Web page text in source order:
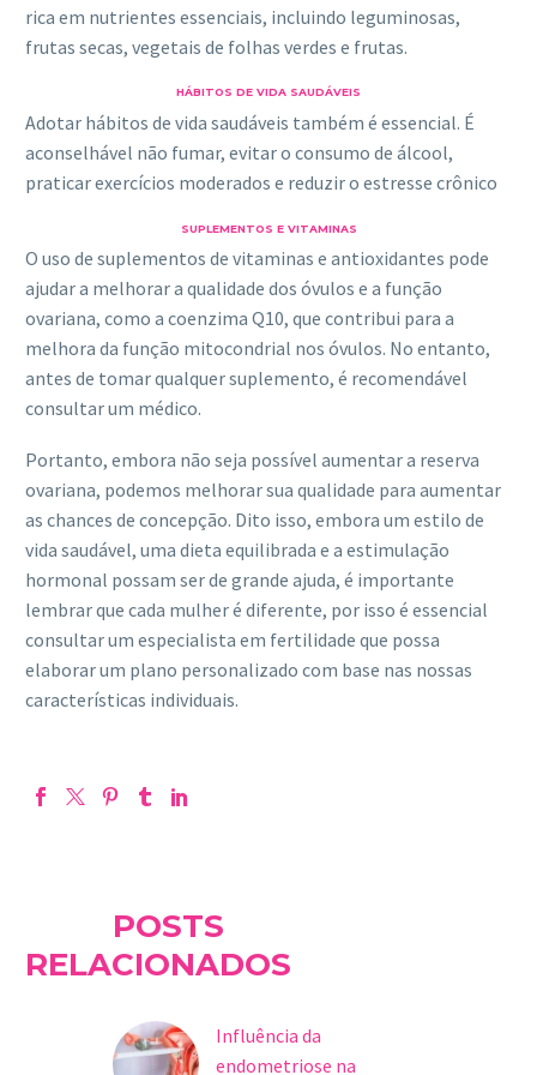
rica em nutrientes essenciais, incluindo leguminosas,
frutas secas, vegetais de folhas verdes e frutas.
HÁBITOS DE VIDA SAUDÁVEIS
Adotar hábitos de vida saudáveis também é essencial. É
aconselhável não fumar, evitar o consumo de álcool,
praticar exercícios moderados e reduzir o estresse crônico
SUPLEMENTOS E VITAMINAS
O uso de suplementos de vitaminas e antioxidantes pode
ajudar a melhorar a qualidade dos óvulos e a função
ovariana, como a coenzima Q10, que contribui para a
melhora da função mitocondrial nos óvulos. No entanto,
antes de tomar qualquer suplemento, é recomendável
consultar um médico.
Portanto, embora não seja possível aumentar a reserva
ovariana, podemos melhorar sua qualidade para aumentar
as chances de concepção. Dito isso, embora um estilo de
vida saudável, uma dieta equilibrada e a estimulação
hormonal possam ser de grande ajuda, é importante
lembrar que cada mulher é diferente, por isso é essencial
consultar um especialista em fertilidade que possa
elaborar um plano personalizado com base nas nossas
características individuais.
POSTS
RELACIONADOS
Influência da
endometriose na